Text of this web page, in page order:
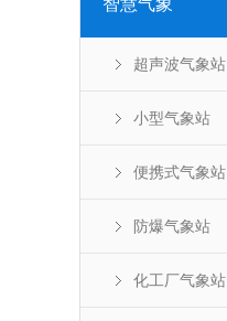
智慧气象
超声波气象站
小型气象站
便携式气象站
防爆气象站
化工厂气象站